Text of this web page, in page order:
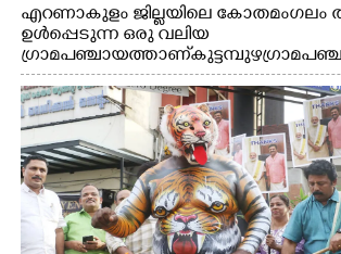
എറണാകുളം ജില്ലയിലെ കോതമംഗലം
ഉൾപ്പെടുന്ന ഒരു വലിയ
ഗ്രാമപഞ്ചായത്താണ് കുട്ടമ്പുഴ ഗ്രാമ
ആദിവാസി ഊരുകളായ വെള്ളാരംകുത്ത്,
ഉറിയംപെട്ടി, തേക്കല്ല്, വെട്ടിക്കല്ല്,
സ്ഥലങ്ങളിലേക്കുള്ള പ്രധാന സഞ്ചാര
കാണുന്ന കടത്ത് വള്ളം